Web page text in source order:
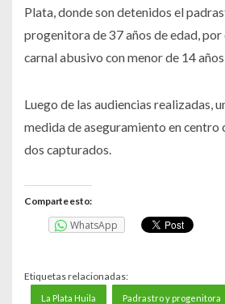
Plata, donde son detenidos el
progenitora de 37 años de edad, por
carnal abusivo con menor de 14
Luego de las audiencias realizadas,
medida de aseguramiento en centro
dos capturados.
Comparte esto:
WhatsApp
Etiquetas relacionadas:
La Plata Huila Padrastro y progenitora